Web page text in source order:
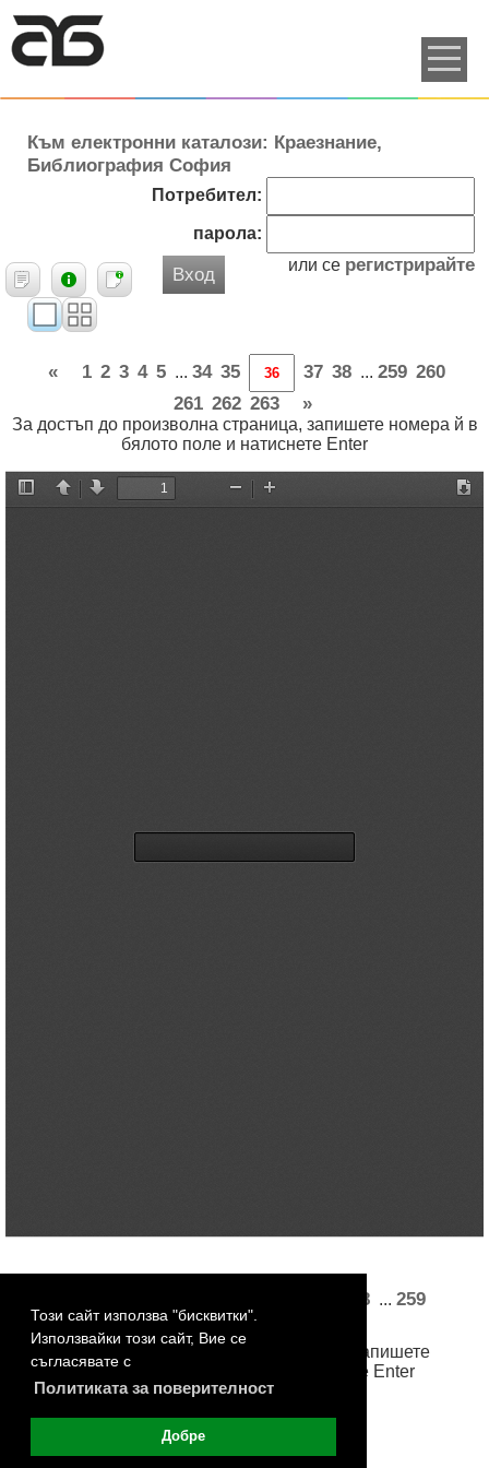
Този сайт използва "бисквитки".
Използвайки този сайт, Вие се
съгласявате с
Политиката за поверителност
Добре
Към електронни каталози: Краезнание,
Библиография София
Потребител:
парола:
Вход или се регистрирайте
« 1 2 3 4 5 ... 34 35 37 38 ... 259 260
261 262 263 »
За достъп до произволна страница, запишете номера й в
бялото поле и натиснете Enter
38 ... 259
260 261 262
За достъп до произволна страница, запишете
номера й в бялото поле и натиснете Enter